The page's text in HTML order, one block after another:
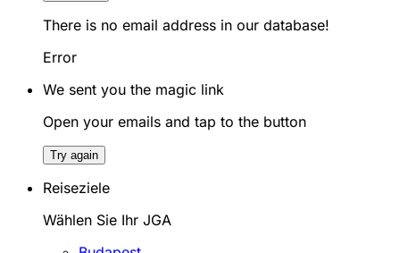
There is no email address in our database!
Error
We sent you the magic link
Open your emails and tap to the button
Try again
Reiseziele
Wählen Sie Ihr JGA